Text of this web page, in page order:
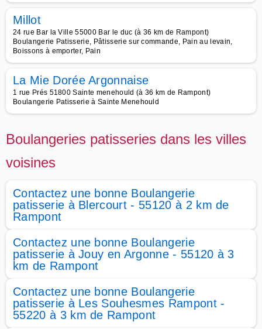
Millot
24 rue Bar la Ville 55000 Bar le duc (à 36 km de Rampont)
Boulangerie Patisserie, Pâtisserie sur commande, Pain au levain,
Boissons à emporter, Pain
La Mie Dorée Argonnaise
1 rue Prés 51800 Sainte menehould (à 36 km de Rampont)
Boulangerie Patisserie à Sainte Menehould
Boulangeries patisseries dans les villes
voisines
Contactez une bonne Boulangerie
patisserie à Blercourt - 55120 à 2 km de
Rampont
Contactez une bonne Boulangerie
patisserie à Jouy en Argonne - 55120 à 3
km de Rampont
Contactez une bonne Boulangerie
patisserie à Les Souhesmes Rampont -
55220 à 3 km de Rampont